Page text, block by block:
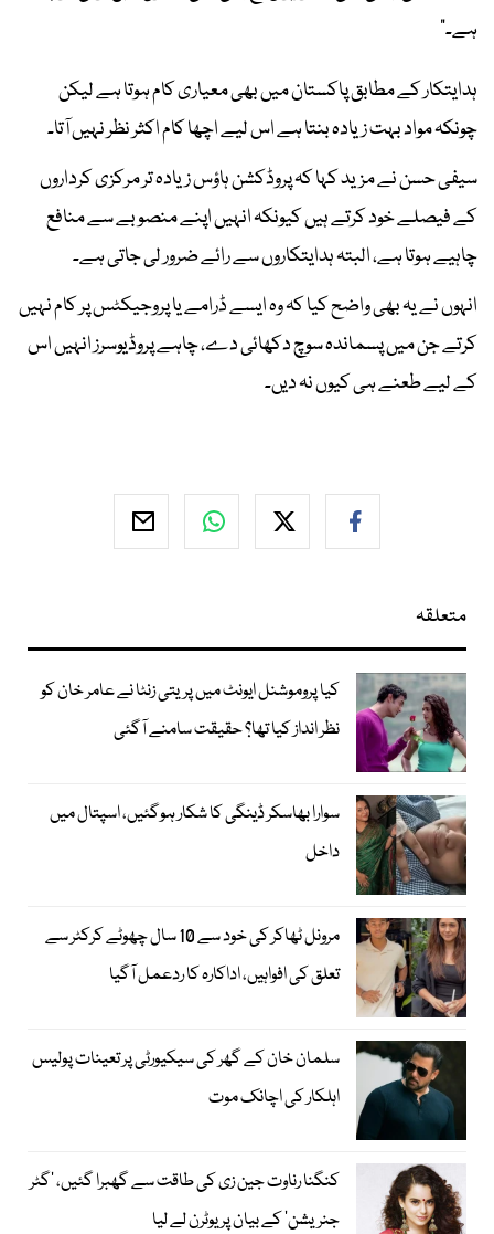
ہے۔"
ہدایتکار کے مطابق پاکستان میں بھی معیاری کام ہوتا ہے لیکن
چونکہ مواد بہت زیادہ بنتا ہے اس لیے اچھا کام اکثر نظر نہیں آتا۔
سیفی حسن نے مزید کہا کہ پروڈکشن ہاؤس زیادہ تر مرکزی کرداروں
کے فیصلے خود کرتے ہیں کیونکہ انہیں اپنے منصوبے سے منافع
چاہیے ہوتا ہے، البتہ ہدایتکاروں سے رائے ضرور لی جاتی ہے۔
انہوں نے یہ بھی واضح کیا کہ وہ ایسے ڈرامے یا پروجیکٹس پر کام نہیں
کرتے جن میں پسماندہ سوچ دکھائی دے، چاہے پروڈیوسرز انہیں اس
کے لیے طعنے ہی کیوں نہ دیں۔
متعلقہ
کیا پروموشنل ایونٹ میں پریتی زنٹا نے عامر خان کو
نظر انداز کیا تھا؟ حقیقت سامنے آگئی
سوارا بھاسکر ڈینگی کا شکار ہوگئیں، اسپتال میں
داخل
مرونل ٹھاکر کی خود سے 10 سال چھوٹے کرکٹر سے
تعلق کی افواہیں، اداکارہ کا ردعمل آگیا
سلمان خان کے گھر کی سیکیورٹی پر تعینات پولیس
اہلکار کی اچانک موت
کنگنا رناوت جین زی کی طاقت سے گھبرا گئیں، ’گٹر
جنریشن‘ کے بیان پر یوٹرن لے لیا